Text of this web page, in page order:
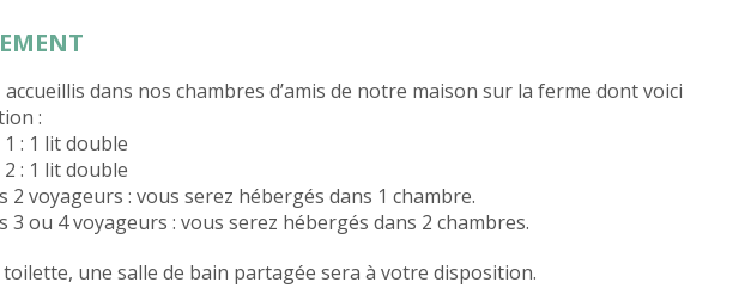
dans nos chambres d’amis de notre maison sur la ferme dont voici
:
: 1 lit double
: 1 lit double
2 voyageurs : vous serez hébergés dans 1 chambre.
3 ou 4 voyageurs : vous serez hébergés dans 2 chambres.
une salle de bain partagée sera à votre disposition.